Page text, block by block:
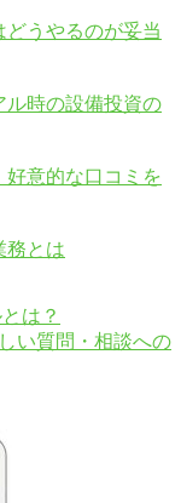
うやるのが妥当
ル時の設備投資の
意的な口コミを
務とは
は？
い質問・相談への